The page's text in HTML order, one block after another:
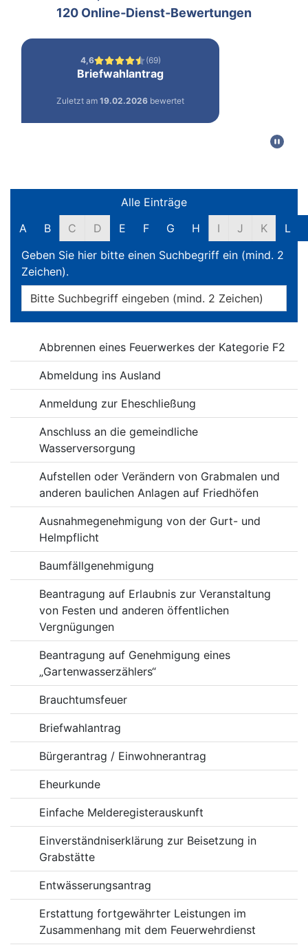
Filter und SucheAlle Einträge
A
B C D E F G H I J K
L
Geben Sie hier bitte einen Suchbegriff ein (mind. 2
Zeichen).
Abbrennen eines Feuerwerkes der Kategorie F2
Abmeldung ins Ausland
Anmeldung zur Eheschließung
Anschluss an die gemeindliche
Wasserversorgung
Aufstellen oder Verändern von Grabmalen und
anderen baulichen Anlagen auf Friedhöfen
Ausnahmegenehmigung von der Gurt- und
Helmpflicht
Baumfällgenehmigung
Beantragung auf Erlaubnis zur Veranstaltung
von Festen und anderen öffentlichen
Vergnügungen
Beantragung auf Genehmigung eines
„Gartenwasserzählers“
Brauchtumsfeuer
Briefwahlantrag
Bürgerantrag / Einwohnerantrag
Eheurkunde
Einfache Melderegisterauskunft
Einverständniserklärung zur Beisetzung in
Grabstätte
Entwässerungsantrag
Erstattung fortgewährter Leistungen im
Zusammenhang mit dem Feuerwehrdienst